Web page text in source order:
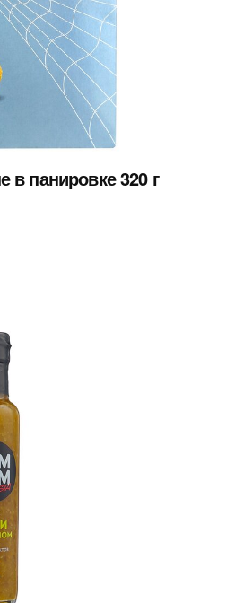
в панировке 320 г